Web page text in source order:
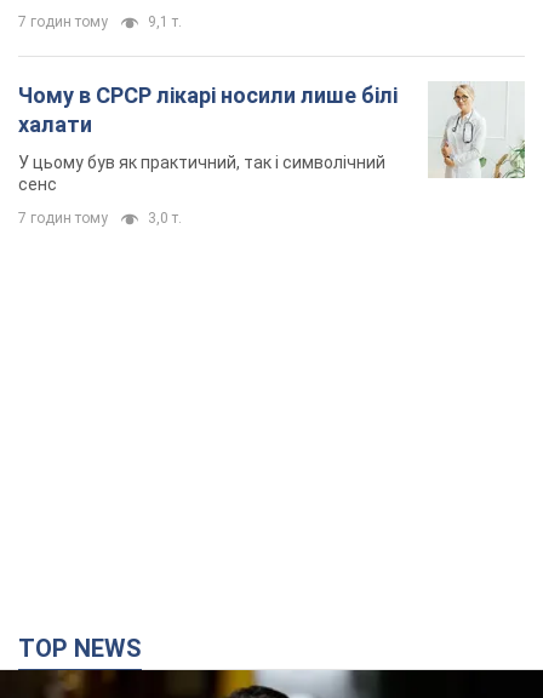
7 годин тому 9,1 т.
Чому в СРСР лікарі носили лише білі
халати
У цьому був як практичний, так і символічний
сенс
7 годин тому 3,0 т.
TOP NEWS